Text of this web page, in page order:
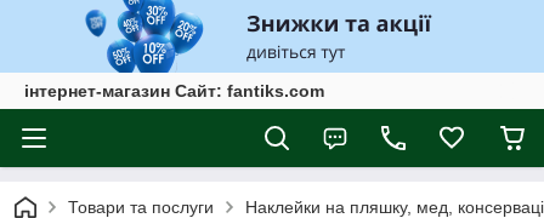
інтернет-магазин Сайт: fantiks.com
Товари та послуги Наклейки на пляшку, мед,